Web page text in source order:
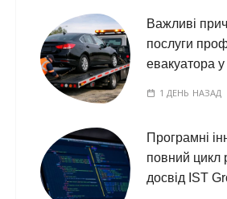
Важливі
послуги
евакуатора у
1 ДЕНЬ НАЗАД
Програмні
повний цикл
досвід IST